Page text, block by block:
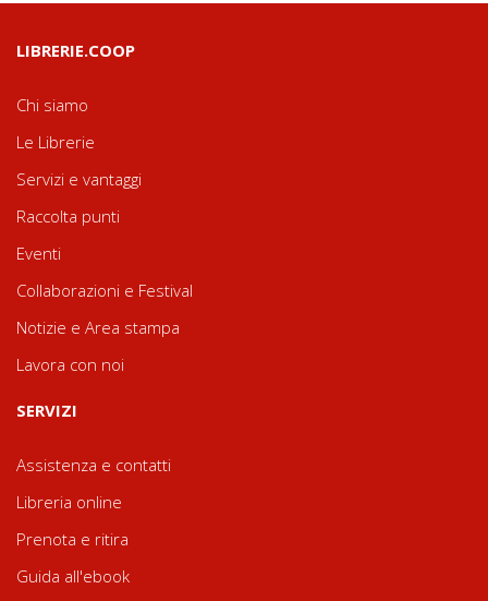
LIBRERIE.COOP
Chi siamo
Le Librerie
Servizi e vantaggi
Raccolta punti
Eventi
Collaborazioni e Festival
Notizie e Area stampa
Lavora con noi
SERVIZI
Assistenza e contatti
Libreria online
Prenota e ritira
Guida all'ebook